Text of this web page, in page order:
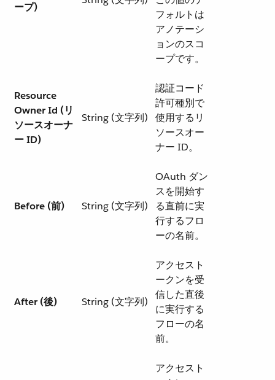
ープ)
フォルトは
アノテーシ
ョンのスコ
ープです。
Resource
Owner Id (リ
ソースオーナ
ー ID)
String (文字列)
認証コード
許可種別で
使用するリ
ソースオー
ナー ID。
Before (前) String (文字列)
OAuth ダン
スを開始す
る直前に実
行するフロ
ーの名前。
After (後) String (文字列)
アクセスト
ークンを受
信した直後
に実行する
フローの名
前。
アクセスト